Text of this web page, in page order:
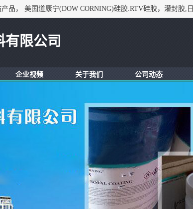
限公司
企业视频 关于我们 公司动态